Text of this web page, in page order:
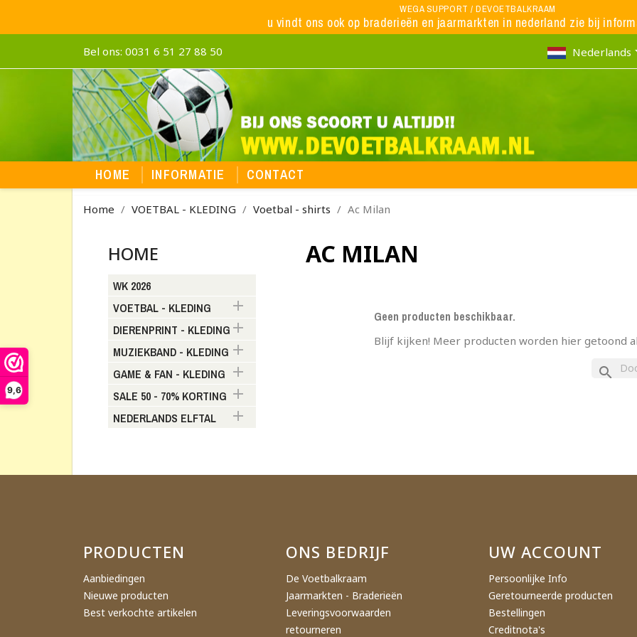
9,6
WEGA SUPPORT / DEVOETBALKRAAM
u vindt ons ook op braderieën en jaarmarkten in nederland zie bij
Bel ons: 0031 6 51 27 88 50 Nederlands
HOME INFORMATIE CONTACT
Home VOETBAL - KLEDING Voetbal - shirts Ac Milan
HOME
WK 2026
VOETBAL - KLEDING

DIERENPRINT - KLEDING 
MUZIEKBAND - KLEDING 
GAME & FAN - KLEDING 
SALE 50 - 70% KORTING 
NEDERLANDS ELFTAL 
AC MILAN
Geen producten beschikbaar.
Blijf kijken! Meer producten worden hier getoond
search
PRODUCTEN
Aanbiedingen
Nieuwe producten
Best verkochte artikelen
ONS BEDRIJF
De Voetbalkraam
Jaarmarkten - Braderieën
Leveringsvoorwaarden
retourneren
UW ACCOUNT
Persoonlijke Info
Geretourneerde producten
Bestellingen
Creditnota's
Maak een verlanglijst